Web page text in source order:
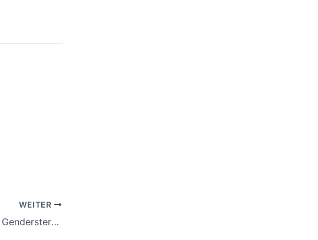
WEITER
Eine Lehrerin weigerte sich, Gendersternchen zu nutzen – was dann passierte, spaltet ganz Deutschland